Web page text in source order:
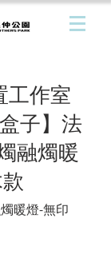
工作室
子】法
融燭暖
暖燈-無印